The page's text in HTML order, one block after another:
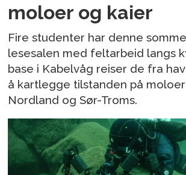
moloer og kaier
Fire studenter har denne
lesesalen med feltarbeid langs
base i Kabelvåg reiser de fra
å kartlegge tilstanden på
Nordland og Sør-Troms.